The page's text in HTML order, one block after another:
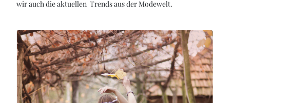
wir auch die aktuellen Trends aus der Modewelt.